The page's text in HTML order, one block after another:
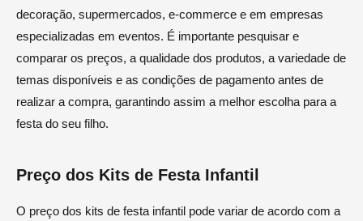
decoração, supermercados, e-commerce e em empresas
especializadas em eventos. É importante pesquisar e
comparar os preços, a qualidade dos produtos, a variedade de
temas disponíveis e as condições de pagamento antes de
realizar a compra, garantindo assim a melhor escolha para a
festa do seu filho.
Preço dos Kits de Festa Infantil
O preço dos kits de festa infantil pode variar de acordo com a